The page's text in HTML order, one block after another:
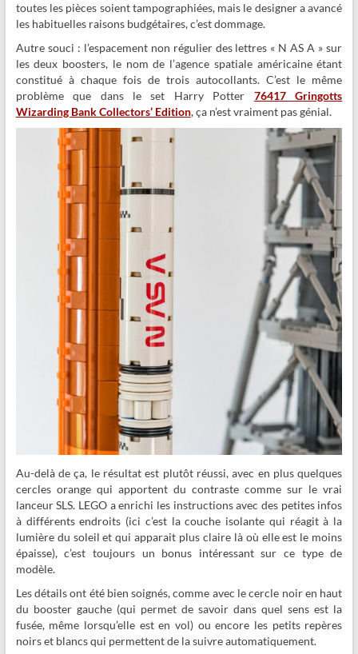
toutes les pièces soient tampographiées, mais le designer a avancé
les habituelles raisons budgétaires, c’est dommage.
Autre souci : l’espacement non régulier des lettres « N AS A » sur
les deux boosters, le nom de l’agence spatiale américaine étant
constitué à chaque fois de trois autocollants. C’est le même
problème que dans le set Harry Potter 76417 Gringotts
Wizarding Bank Collectors’ Edition, ça n’est vraiment pas génial.
Au-delà de ça, le résultat est plutôt réussi, avec en plus quelques
cercles orange qui apportent du contraste comme sur le vrai
lanceur SLS. LEGO a enrichi les instructions avec des petites infos
à différents endroits (ici c’est la couche isolante qui réagit à la
lumière du soleil et qui apparait plus claire là où elle est le moins
épaisse), c’est toujours un bonus intéressant sur ce type de
modèle.
Les détails ont été bien soignés, comme avec le cercle noir en haut
du booster gauche (qui permet de savoir dans quel sens est la
fusée, même lorsqu’elle est en vol) ou encore les petits repères
noirs et blancs qui permettent de la suivre automatiquement.